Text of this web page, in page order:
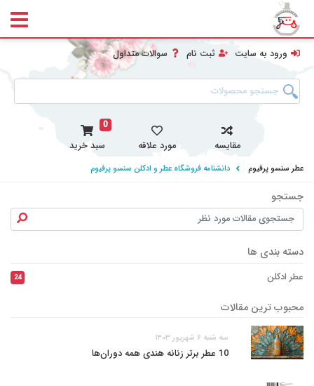
ورود به سایت ثبت نام سوالات متداول
مقایسه مورد علاقه
0
سبد خرید
عطر سنسو پرفیوم دانشنامه فروشگاه عطر و ادکلن سنسو پرفیوم
جستجو
دسته بندی ها
عطر ادکلن 24
محبوب ترین مقالات
سه شنبه ۶ شهریور ۱۴۰۳
10 عطر برتر زنانه هندی همه دوران‌ها